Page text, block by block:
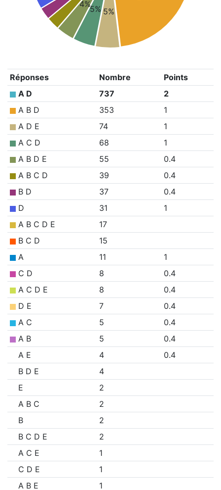
5%
5%
4%
Réponses Nombre
Points
A D
737
2
A B D
353
1
A D E
74
1
A C D
68
1
A B D E
55
0.4
A B C D
39
0.4
B D
37
0.4
D
31
1
A B C D E
17
B C D
15
A
11
1
C D
8
0.4
A C D E
8
0.4
D E
7
0.4
A C
5
0.4
A B
5
0.4
A E
4
0.4
B D E
4
E
2
A B C
2
B
2
B C D E
2
A C E
1
C D E
1
A B E
1